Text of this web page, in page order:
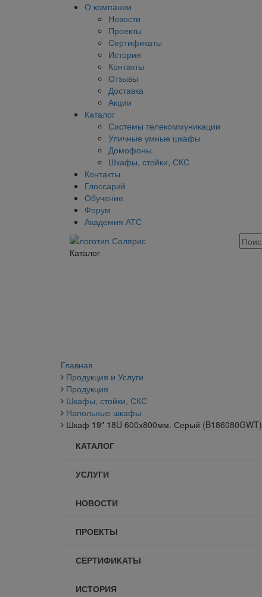
О компании
Новости
Проекты
Сертификаты
История
Контакты
Отзывы
Доставка
Акции
Каталог
Системы телекоммуникации
Уличные умные шкафы
Домофоны
Шкафы, стойки, СКС
Контакты
Глоссарий
Обучение
Форум
Академия АТС
Каталог
Главная
Продукция и Услуги
Продукция
Шкафы, стойки, СКС
Напольные шкафы
Шкаф 19" 18U 600х800мм. Серый (B186080GWT)
КАТАЛОГ
УСЛУГИ
НОВОСТИ
ПРОЕКТЫ
СЕРТИФИКАТЫ
ИСТОРИЯ